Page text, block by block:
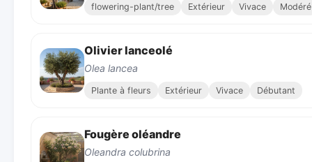
flowering-plant/tree Extérieur Vivace Modéré
Olivier lanceolé
Olea lancea
Plante à fleurs Extérieur Vivace Débutant
Fougère oléandre
Oleandra colubrina